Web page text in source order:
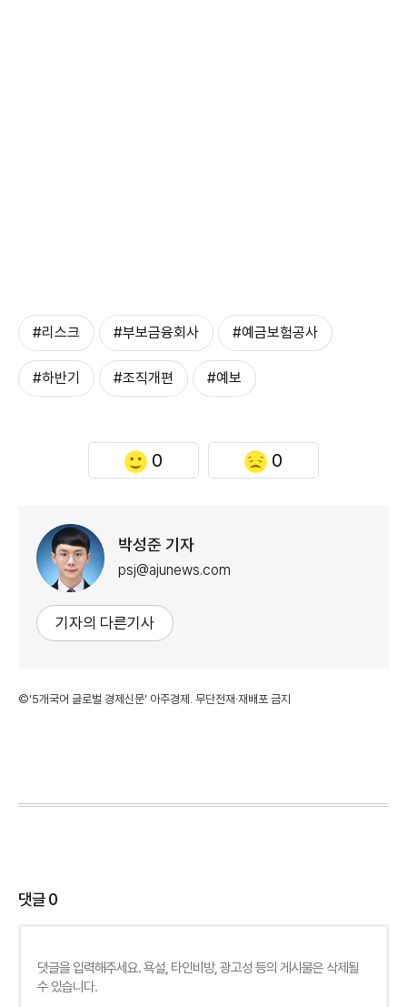
#리스크 #부보금융회사 #예금보험공사
#하반기 #조직개편 #예보
0 0
박성준 기자
psj@ajunews.com
기자의 다른기사
©'5개국어 글로벌 경제신문' 아주경제. 무단전재·재배포 금지
댓글0